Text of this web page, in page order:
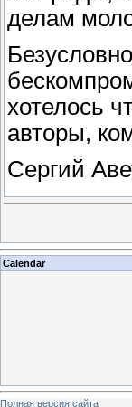
делам
хотелось
авторы,
Сергий
Calendar
Полная версия сайта